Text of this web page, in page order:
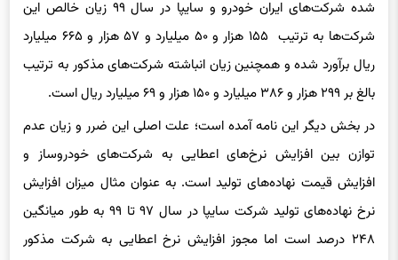
شرکت‌ها به ترتیب ۱۵۵ هزار و ۵۰ میلیارد و ۵۷ هزار و ۶۶۵ میلیارد
ریال برآورد شده و همچنین زیان انباشته شرکت‌های مذکور به ترتیب
بالغ بر ۲۹۹ هزار و ۳۸۶ میلیارد و ۱۵۰ هزار و ۶۹ میلیارد ریال است.
در بخش دیگر این نامه آمده است؛ علت اصلی این ضرر و زیان عدم
توازن بین افزایش نرخ‌های اعطایی به شرکت‌های خودروساز و
افزایش قیمت نهاده‌های تولید است. به عنوان مثال میزان افزایش
نرخ نهاده‌های تولید شرکت سایپا در سال ۹۷ تا ۹۹ به طور میانگین
۲۴۸ درصد است اما مجوز افزایش نرخ اعطایی به شرکت مذکور
حدود ۱۶۳ درصد است.